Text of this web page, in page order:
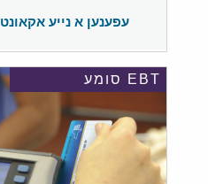
עפענען א נייע אקאונט
EBT סומע